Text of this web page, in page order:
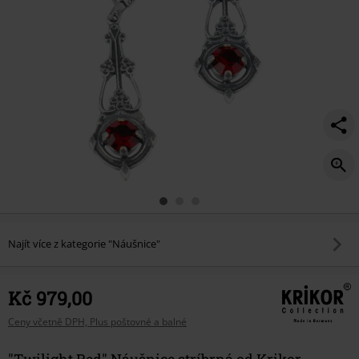
Najít více z kategorie "Náušnice"
Kč 979,00
Ceny včetně DPH, Plus poštovné a balné